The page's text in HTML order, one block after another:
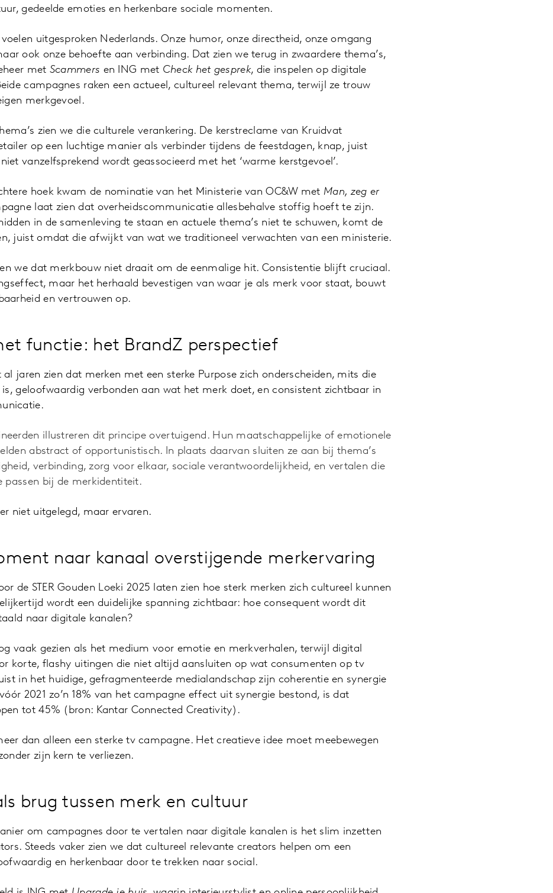
gedeelde emoties en herkenbare sociale momenten.
uitgesproken Nederlands. Onze humor, onze directheid, onze omgang
ook onze behoefte aan verbinding. Dat zien we terug in zwaardere thema’s,
met Scammers en ING met Check het gesprek, die inspelen op digitale
campagnes raken een actueel, cultureel relevant thema, terwijl ze trouw
merkgevoel.
zien we die culturele verankering. De kerstreclame van Kruidvat
op een luchtige manier als verbinder tijdens de feestdagen, knap, juist
vanzelfsprekend wordt geassocieerd met het ‘warme kerstgevoel’.
hoek kwam de nominatie van het Ministerie van OC&W met Man, zeg er
laat zien dat overheidscommunicatie allesbehalve stoffig hoeft te zijn.
in de samenleving te staan en actuele thema’s niet te schuwen, komt de
juist omdat die afwijkt van wat we traditioneel verwachten van een ministerie.
we dat merkbouw niet draait om de eenmalige hit. Consistentie blijft cruciaal.
maar het herhaald bevestigen van waar je als merk voor staat, bouwt
en vertrouwen op.
functie: het BrandZ perspectief
jaren zien dat merken met een sterke Purpose zich onderscheiden, mits die
is, geloofwaardig verbonden aan wat het merk doet, en consistent zichtbaar in
illustreren dit principe overtuigend. Hun maatschappelijke of emotionele
abstract of opportunistisch. In plaats daarvan sluiten ze aan bij thema’s
verbinding, zorg voor elkaar, sociale verantwoordelijkheid, en vertalen die
passen bij de merkidentiteit.
niet uitgelegd, maar ervaren.
naar kanaal overstijgende merkervaring
de STER Gouden Loeki 2025 laten zien hoe sterk merken zich cultureel kunnen
wordt een duidelijke spanning zichtbaar: hoe consequent wordt dit
naar digitale kanalen?
vaak gezien als het medium voor emotie en merkverhalen, terwijl digital
korte, flashy uitingen die niet altijd aansluiten op wat consumenten op tv
in het huidige, gefragmenteerde medialandschap zijn coherentie en synergie
2021 zo’n 18% van het campagne effect uit synergie bestond, is dat
tot 45% (bron: Kantar Connected Creativity).
dan alleen een sterke tv campagne. Het creatieve idee moet meebewegen
zijn kern te verliezen.
brug tussen merk en cultuur
om campagnes door te vertalen naar digitale kanalen is het slim inzetten
Steeds vaker zien we dat cultureel relevante creators helpen om een
en herkenbaar door te trekken naar social.